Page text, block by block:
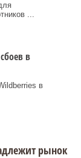
...
в
в
рынок